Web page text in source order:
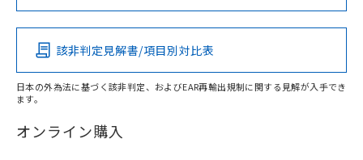
Pb Hg Cd Cr(VI)
O
在庫等で未対応品が混在する可能性があります。
該非判定見解書/項目別対比表
日本の外為法に基づく該非判定、およびEAR再輸出規制に関する見解が入手でき
ます。
オンライン購入